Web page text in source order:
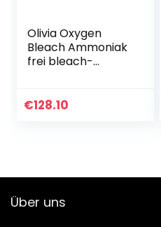
Olivia Oxygen
Bleach Ammoniak
frei bleach-
durch Speed Post
€128.10
Über uns